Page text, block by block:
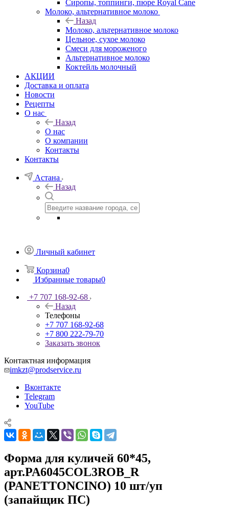
Сиропы, топпинги, пюре Royal Cane
Молоко, альтернативное молоко
Назад
Молоко, альтернативное молоко
Цельное, сухое молоко
Смеси для мороженого
Альтернативное молоко
Коктейль молочный
АКЦИИ
Доставка и оплата
Новости
Рецепты
О нас
Назад
О нас
О компании
Контакты
Контакты
Астана
Назад
Личный кабинет
Корзина0
Избранные товары0
+7 707 168-92-68
Назад
Телефоны
+7 707 168-92-68
+7 800 222-79-70
Заказать звонок
Контактная информация
imkzt@prodservice.ru
Вконтакте
Telegram
YouTube
Форма для куличей 60*45,
арт.PA6045COL3ROB_R
(PANETTONCINO) 10 шт/уп
(запайщик ПС)